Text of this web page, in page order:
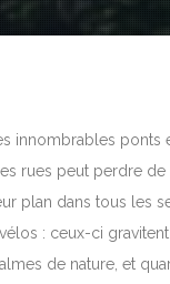
innombrables
rues peut perdre
plan dans tous les
: ceux-ci
de nature, et